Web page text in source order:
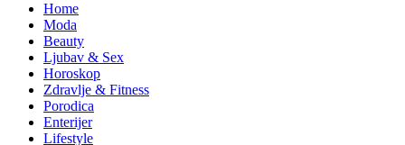
Home
Moda
Beauty
Ljubav & Sex
Horoskop
Zdravlje & Fitness
Porodica
Enterijer
Lifestyle